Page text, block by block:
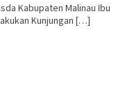
Kabupaten Malinau Ibu
Kunjungan […]